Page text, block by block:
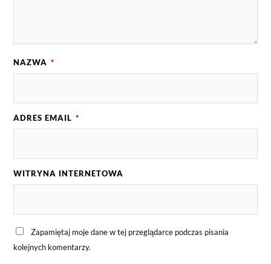
NAZWA *
ADRES EMAIL *
WITRYNA INTERNETOWA
Zapamiętaj moje dane w tej przeglądarce podczas pisania
kolejnych komentarzy.